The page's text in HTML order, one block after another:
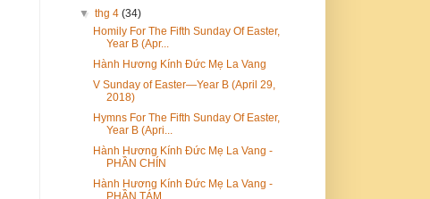
▼thg 4(34)
Homily For The Fifth Sunday Of Easter,
Year B (Apr...
Hành Hương Kính Đức Mẹ La Vang
V Sunday of Easter—Year B (April 29,
2018)
Hymns For The Fifth Sunday Of Easter,
Year B (Apri...
Hành Hương Kính Đức Mẹ La Vang -
PHẦN CHÍN
Hành Hương Kính Đức Mẹ La Vang -
PHẦN TÁM